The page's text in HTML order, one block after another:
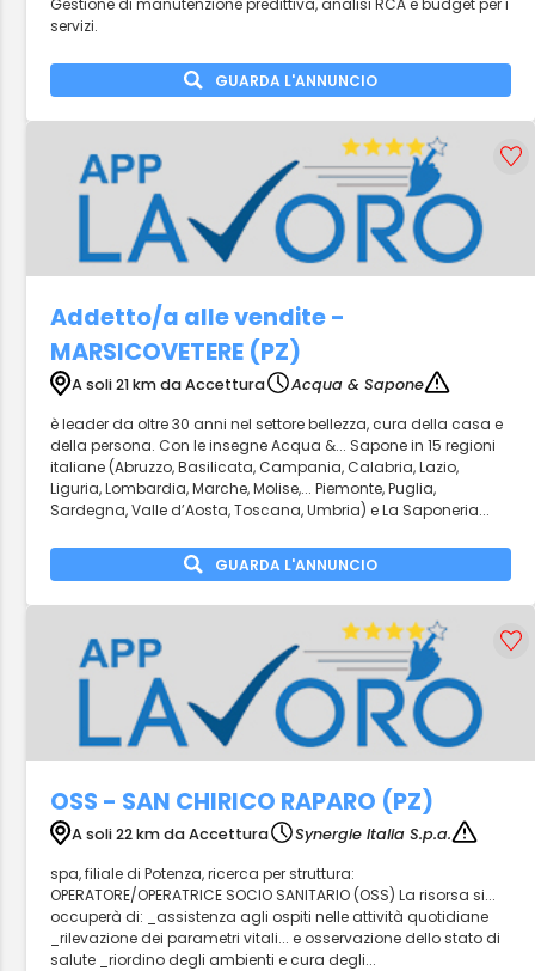
Gestione di manutenzione predittiva, analisi RCA e budget per i
servizi.
GUARDA L'ANNUNCIO
Addetto/a alle vendite -
MARSICOVETERE (PZ)
A soli 21 km da Accettura
Acqua & Sapone
è leader da oltre 30 anni nel settore bellezza, cura della casa e
della persona. Con le insegne Acqua &... Sapone in 15 regioni
italiane (Abruzzo, Basilicata, Campania, Calabria, Lazio,
Liguria, Lombardia, Marche, Molise,... Piemonte, Puglia,
Sardegna, Valle d’Aosta, Toscana, Umbria) e La Saponeria...
GUARDA L'ANNUNCIO
OSS - SAN CHIRICO RAPARO (PZ)
A soli 22 km da Accettura
Synergie Italia S.p.a.
spa, filiale di Potenza, ricerca per struttura:
OPERATORE/OPERATRICE SOCIO SANITARIO (OSS) La risorsa si...
occuperà di: _assistenza agli ospiti nelle attività quotidiane
_rilevazione dei parametri vitali... e osservazione dello stato di
salute _riordino degli ambienti e cura degli...